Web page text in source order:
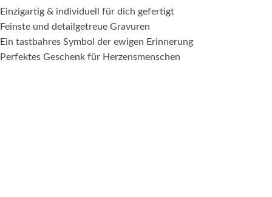
Einzigartig & individuell für dich gefertigt
Feinste und detailgetreue Gravuren
Ein tastbahres Symbol der ewigen Erinnerung
Perfektes Geschenk für Herzensmenschen